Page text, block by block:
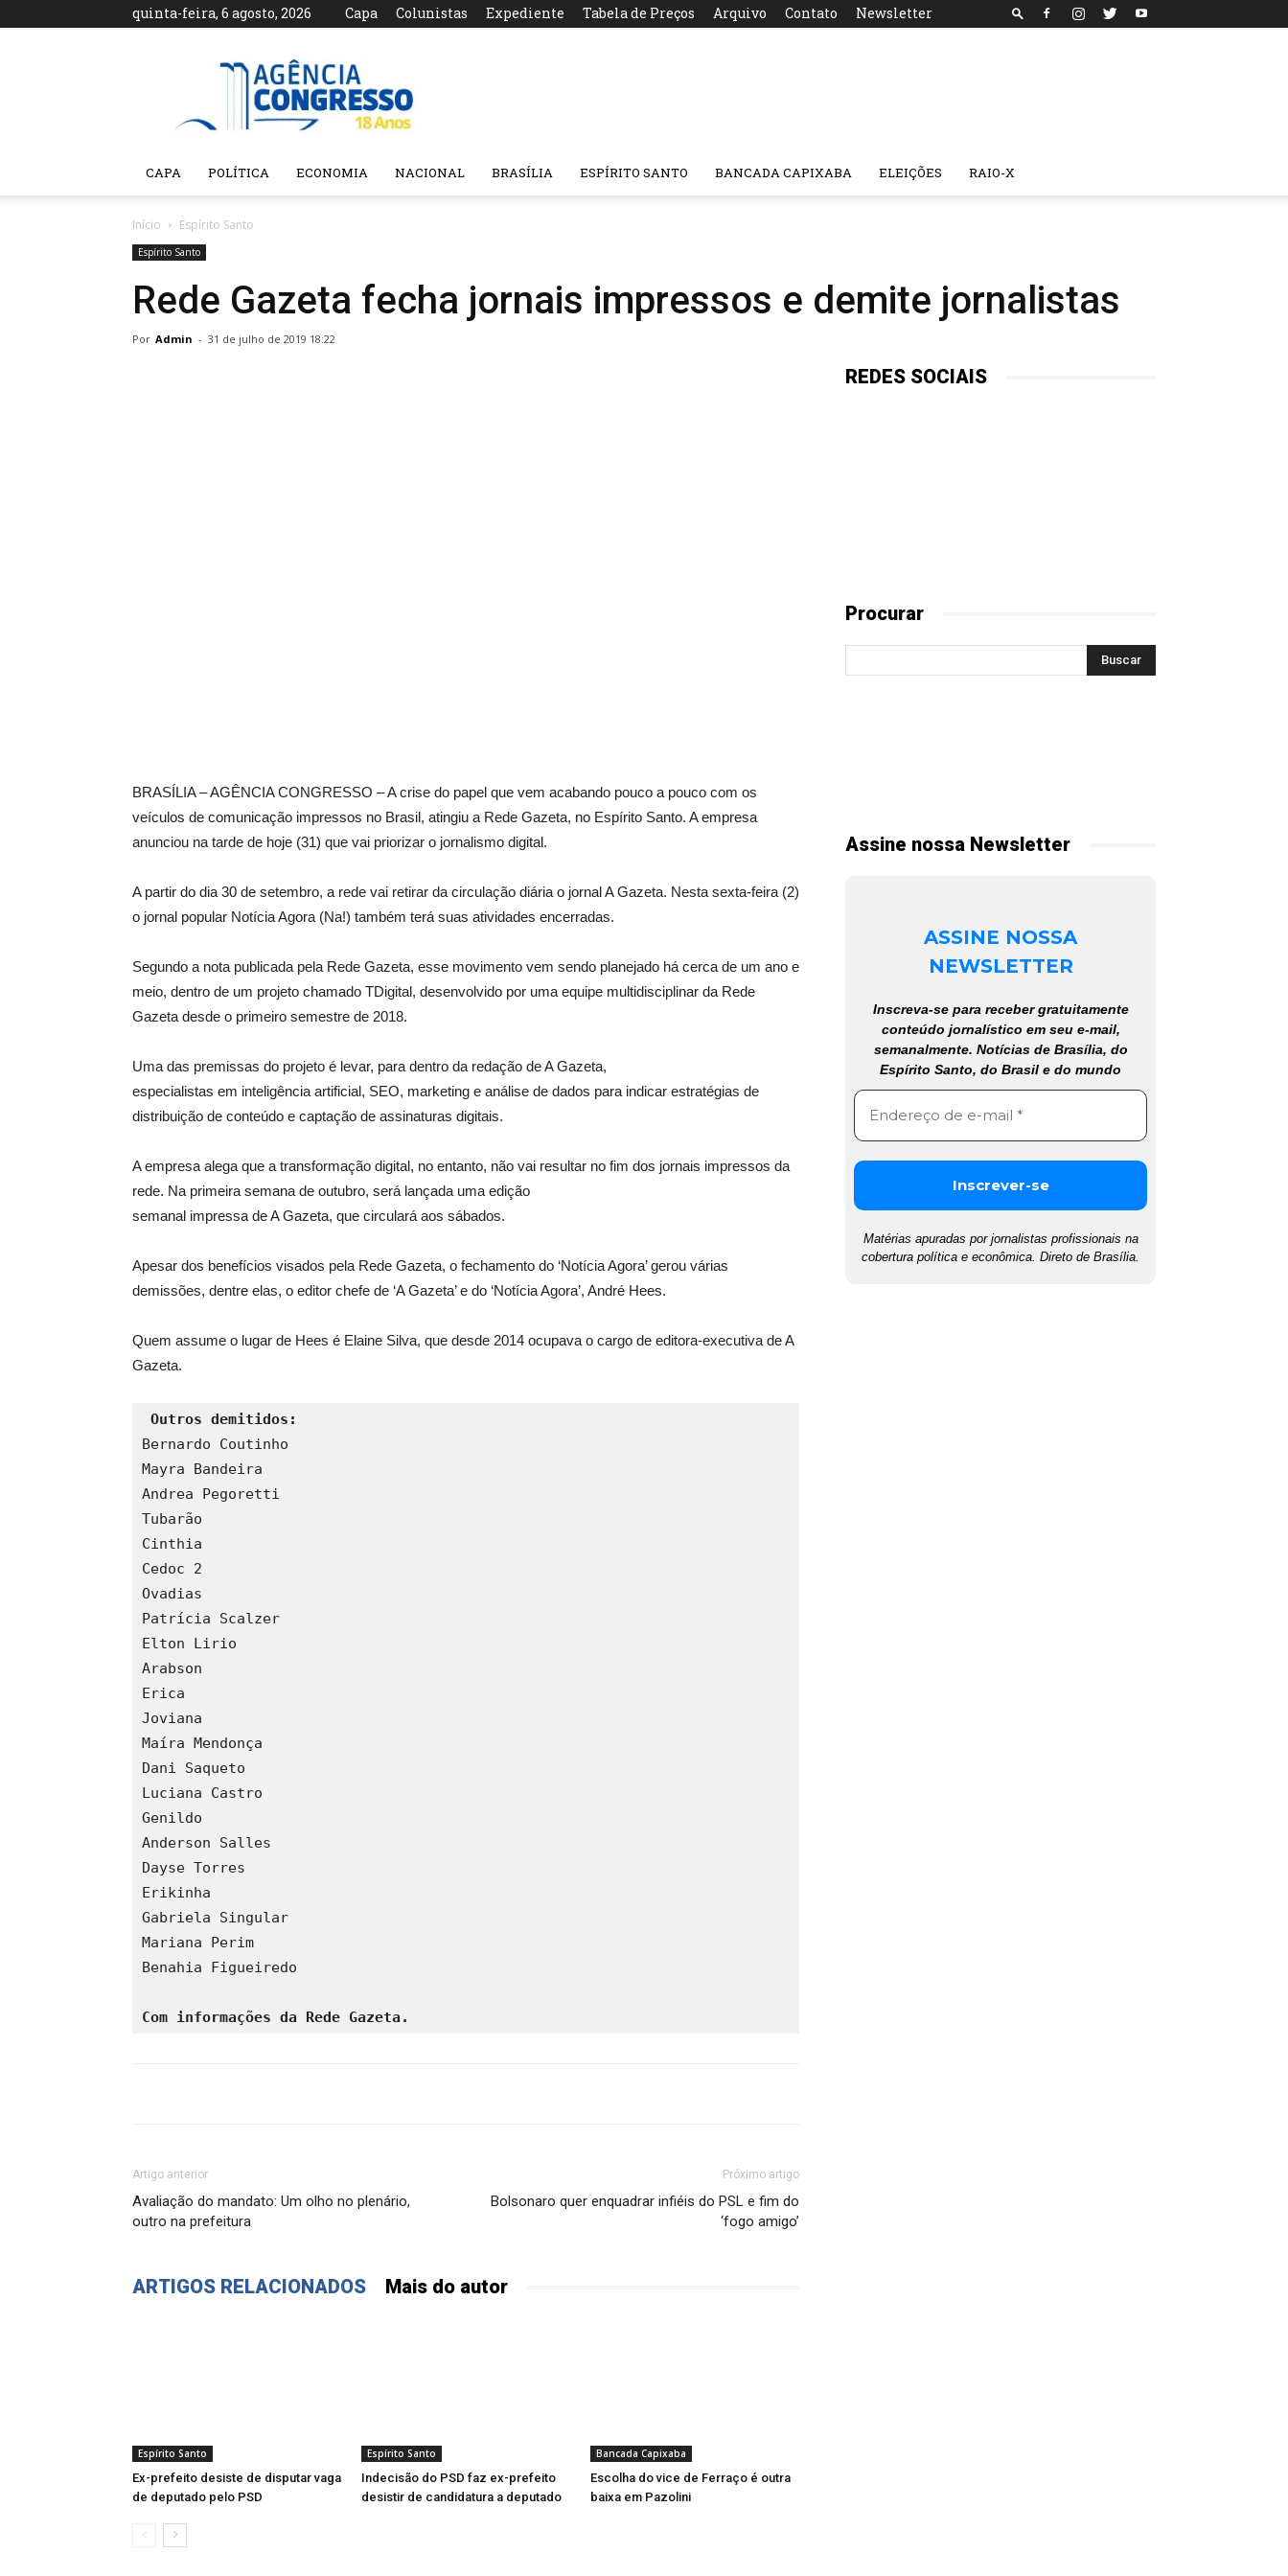
quinta-feira, 6 agosto, 2026 Capa Colunistas Expediente Tabela de Preços Arquivo Contato Newsletter
Agência
CAPA POLÍTICA ECONOMIA NACIONAL BRASÍLIA ESPÍRITO SANTO BANCADA CAPIXABA ELEIÇÕES RAIO-X
Início Espírito Santo
Espírito Santo
Rede Gazeta fecha jornais impressos e demite jornalistas
Por Admin - 31 de julho de 2019 18:22
BRASÍLIA – AGÊNCIA CONGRESSO – A crise do papel que vem acabando pouco a pouco com os
veículos de comunicação impressos no Brasil, atingiu a Rede Gazeta, no Espírito Santo. A empresa
anunciou na tarde de hoje (31) que vai priorizar o jornalismo digital.
A partir do dia 30 de setembro, a rede vai retirar da circulação diária o jornal A Gazeta. Nesta sexta-feira (2)
o jornal popular Notícia Agora (Na!) também terá suas atividades encerradas.
Segundo a nota publicada pela Rede Gazeta, esse movimento vem sendo planejado há cerca de um ano e
meio, dentro de um projeto chamado TDigital, desenvolvido por uma equipe multidisciplinar da Rede
Gazeta desde o primeiro semestre de 2018.
Uma das premissas do projeto é levar, para dentro da redação de A Gazeta,
especialistas em inteligência artificial, SEO, marketing e análise de dados para indicar estratégias de
distribuição de conteúdo e captação de assinaturas digitais.
A empresa alega que a transformação digital, no entanto, não vai resultar no fim dos jornais impressos da
rede. Na primeira semana de outubro, será lançada uma edição
semanal impressa de A Gazeta, que circulará aos sábados.
Apesar dos benefícios visados pela Rede Gazeta, o fechamento do ‘Notícia Agora’ gerou várias
demissões, dentre elas, o editor chefe de ‘A Gazeta’ e do ‘Notícia Agora’, André Hees.
Quem assume o lugar de Hees é Elaine Silva, que desde 2014 ocupava o cargo de editora-executiva de A
Gazeta.
Outros demitidos:
Bernardo Coutinho
Mayra Bandeira
Andrea Pegoretti
Tubarão
Cinthia
Cedoc 2
Ovadias
Patrícia Scalzer
Elton Lirio
Arabson
Erica
Joviana
Maíra Mendonça
Dani Saqueto
Luciana Castro
Genildo
Anderson Salles
Dayse Torres
Erikinha
Gabriela Singular
Mariana Perim
Benahia Figueiredo
Com informações da Rede Gazeta.
Artigo anterior
Avaliação do mandato: Um olho no plenário,
outro na prefeitura
Próximo artigo
Bolsonaro quer enquadrar infiéis do PSL e fim do
‘fogo amigo’
ARTIGOS RELACIONADOS Mais do autor
Espírito Santo
Ex-prefeito desiste de disputar vaga
de deputado pelo PSD
Espírito Santo
Indecisão do PSD faz ex-prefeito
desistir de candidatura a deputado
Bancada Capixaba
Escolha do vice de Ferraço é outra
baixa em Pazolini
REDES SOCIAIS
Procurar
Assine nossa Newsletter
ASSINE NOSSA
NEWSLETTER
Inscreva-se para receber gratuitamente
conteúdo jornalístico em seu e-mail,
semanalmente. Notícias de Brasília, do
Espírito Santo, do Brasil e do mundo
Matérias apuradas por jornalistas profissionais na
cobertura política e econômica. Direto de Brasília.